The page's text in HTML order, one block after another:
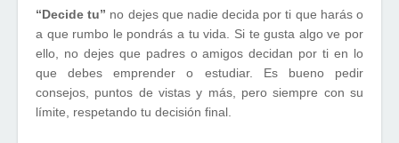
“Decide tu” no dejes que nadie decida por ti que harás o
a que rumbo le pondrás a tu vida. Si te gusta algo ve por
ello, no dejes que padres o amigos decidan por ti en lo
que debes emprender o estudiar. Es bueno pedir
consejos, puntos de vistas y más, pero siempre con su
límite, respetando tu decisión final.